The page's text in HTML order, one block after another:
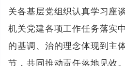
关各基层党组织认真学习座
机关党建各项工作任务落实
的基调、治的理念体现到主
节，共同推动责任落地见效